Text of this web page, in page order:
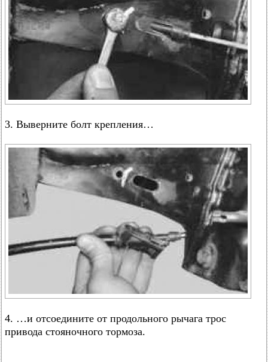
3. Выверните болт крепления…
4. …и отсоедините от продольного рычага трос
привода стояночного тормоза.